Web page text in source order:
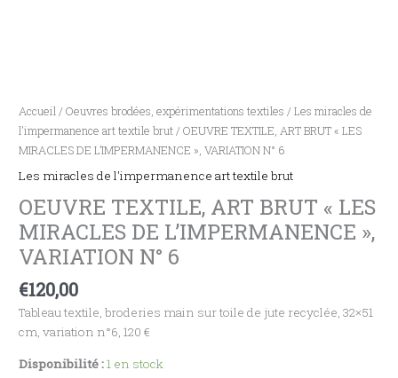
Accueil /Oeuvres brodées, expérimentations textiles /Les miracles de
l'impermanence art textile brut / OEUVRE TEXTILE, ART BRUT « LES
MIRACLES DE L’IMPERMANENCE », VARIATION N° 6
Les miracles de l'impermanence art textile brut
OEUVRE TEXTILE, ART BRUT « LES
MIRACLES DE L’IMPERMANENCE »,
VARIATION N° 6
€120,00
Tableau textile, broderies main sur toile de jute recyclée, 32×51
cm, variation n°6, 120 €
Disponibilité :1 en stock